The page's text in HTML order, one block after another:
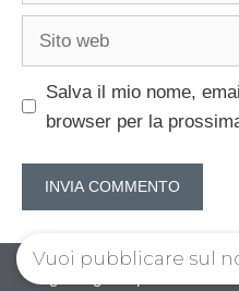
Salva il mio nome,
browser per la
Vuoi pubblicare sul